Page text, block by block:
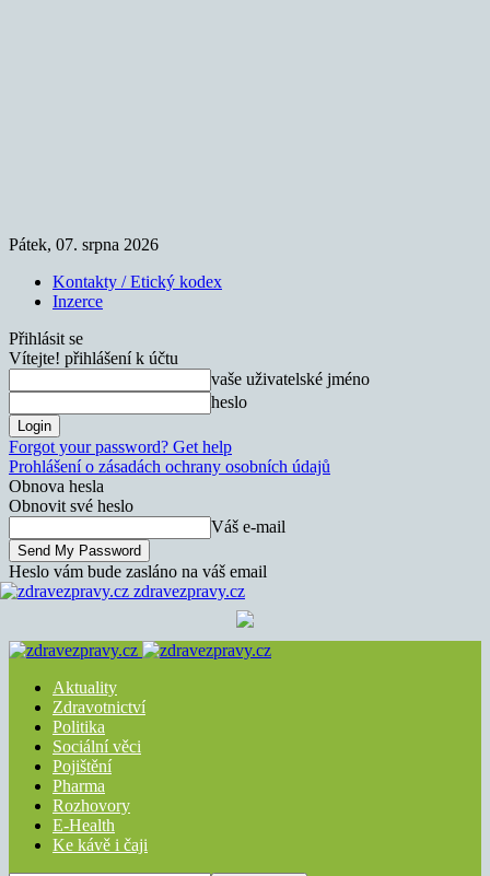
Pátek, 07. srpna 2026
Kontakty / Etický kodex
Inzerce
Přihlásit se
Vítejte! přihlášení k účtu
vaše uživatelské jméno
heslo
Forgot your password? Get help
Prohlášení o zásadách ochrany osobních údajů
Obnova hesla
Obnovit své heslo
Váš e-mail
Heslo vám bude zasláno na váš email
zdravezpravy.cz
Aktuality
Zdravotnictví
Politika
Sociální věci
Pojištění
Pharma
Rozhovory
E-Health
Ke kávě i čaji